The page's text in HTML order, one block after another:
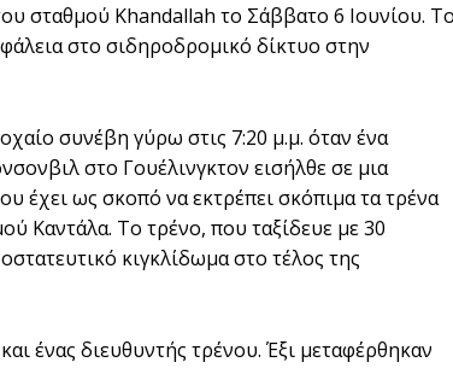
σταθμού Khandallah το Σάββατο 6 Ιουνίου.
στο σιδηροδρομικό δίκτυο στην
συνέβη γύρω στις 7:20 μ.μ. όταν ένα
στο Γουέλινγκτον εισήλθε σε μια
έχει ως σκοπό να εκτρέπει σκόπιμα τα τρένα
Καντάλα. Το τρένο, που ταξίδευε με 30
κιγκλίδωμα στο τέλος της
ένας διευθυντής τρένου. Έξι μεταφέρθηκαν